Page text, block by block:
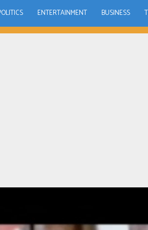
ENTERTAINMENT BUSINESS